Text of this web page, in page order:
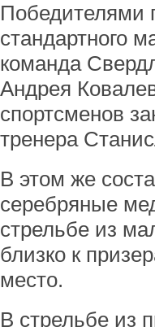
Победителями
стандартного
команда
Андрея
спортсменов
тренера
В этом же
серебряные
стрельбе из
близко к
место.
В стрельбе из